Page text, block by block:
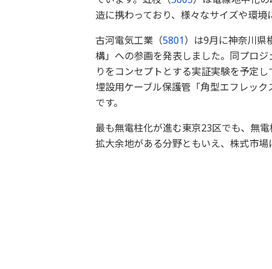
造に携わっており、様々なサイズや環
古河電気工業（5801）は9月に神奈川県
構」への参画を発表しました。同プロ
りをコンセプトとする実証実験を予定
埋設用ケーブル保護管「角型エフレッ
です。
最も無電柱化が進む東京23区でも、無
拡大余地がある分野ともいえ、株式市場